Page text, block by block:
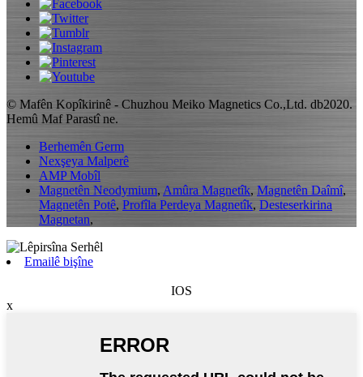
© Mafên Kopîkirinê - Chuzhou Meiko Magnetics Co.,Ltd. db2020.
Hemû Maf Parastî ne.
Berhemên Germ
Nexşeya Malperê
AMP Mobîl
Magnetên Neodymium, Amûra Magnetîk, Magnetên Daîmî,
Magnetên Potê, Profîla Perdeya Magnetîk, Desteserkirina
Magnetan,
Emailê bişîne
IOS
x